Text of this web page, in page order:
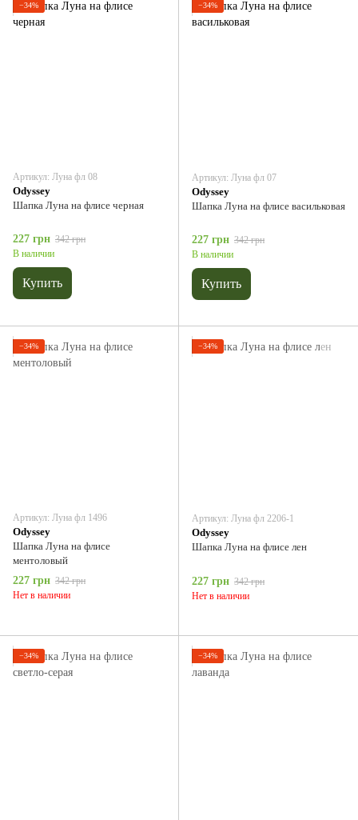
−34%
Артикул: Луна фл 08
Odyssey
Шапка Луна на флисе черная
227 грн 342 грн
В наличии
Купить
−34%
Артикул: Луна фл 07
Odyssey
Шапка Луна на флисе васильковая
227 грн 342 грн
В наличии
Купить
−34%
Артикул: Луна фл 1496
Odyssey
Шапка Луна на флисе
ментоловый
227 грн 342 грн
Нет в наличии
−34%
Артикул: Луна фл 2206-1
Odyssey
Шапка Луна на флисе лен
227 грн 342 грн
Нет в наличии
−34% −34%